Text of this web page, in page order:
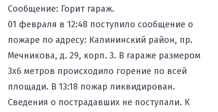
Сообщение: Горит гараж.
01 февраля в 12:48 поступило сообщение о
пожаре по адресу: Калининский район, пр.
Мечникова, д. 29, корп. 3. В гараже размером
3х6 метров происходило горение по всей
площади. В 13:18 пожар ликвидирован.
Сведения о пострадавших не поступали. К